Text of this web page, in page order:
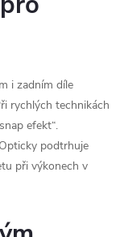
i zadním díle
rychlých technikách
efekt“.
podtrhuje
při výkonech v